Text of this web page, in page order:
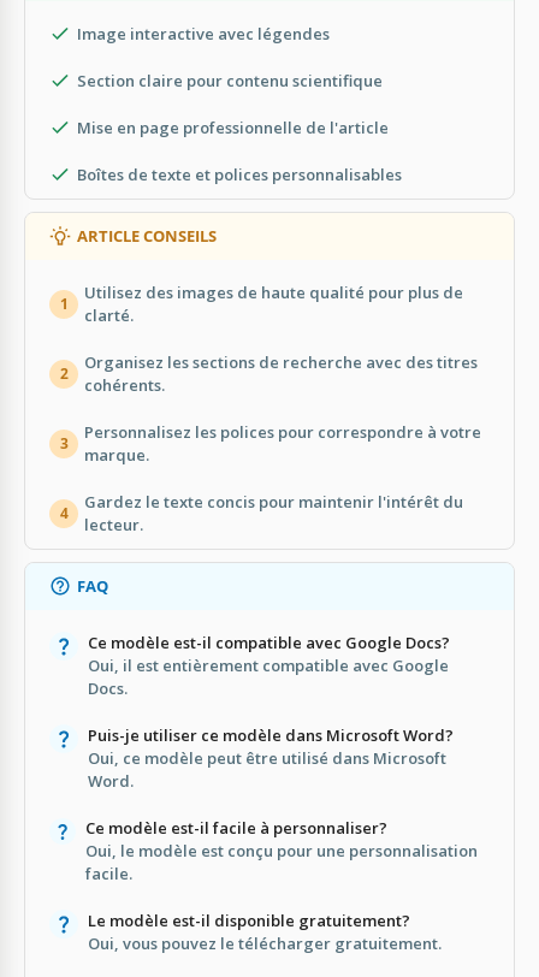
Image interactive avec légendes
Section claire pour contenu scientifique
Mise en page professionnelle de l'article
Boîtes de texte et polices personnalisables
ARTICLE CONSEILS
1
Utilisez des images de haute qualité pour plus de
clarté.
2
Organisez les sections de recherche avec des titres
cohérents.
3
Personnalisez les polices pour correspondre à votre
marque.
4
Gardez le texte concis pour maintenir l'intérêt du
lecteur.
FAQ
Ce modèle est-il compatible avec Google Docs?
Oui, il est entièrement compatible avec Google
Docs.
Puis-je utiliser ce modèle dans Microsoft Word?
Oui, ce modèle peut être utilisé dans Microsoft
Word.
Ce modèle est-il facile à personnaliser?
Oui, le modèle est conçu pour une personnalisation
facile.
Le modèle est-il disponible gratuitement?
Oui, vous pouvez le télécharger gratuitement.